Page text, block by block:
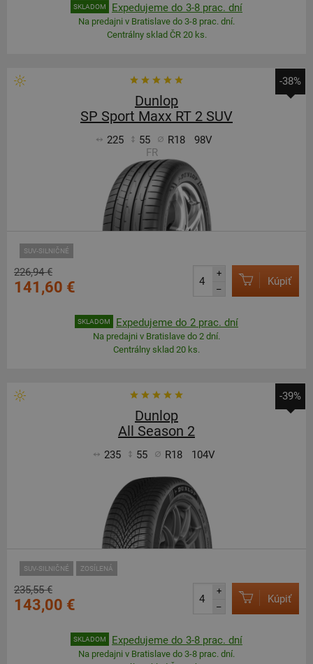
SKLADOM Expedujeme do 3-8 prac. dní
Na predajni v Bratislave do 3-8 prac. dní.
Centrálny sklad ČR 20 ks.
-38%
Dunlop
SP Sport Maxx RT 2 SUV
225 55 R18
98V
FR
SUV-SILNIČNÉ
226,94 €
141,60 €
+
–
Kúpiť
SKLADOM Expedujeme do 2 prac. dní
Na predajni v Bratislave do 2 dní.
Centrálny sklad 20 ks.
-39%
Dunlop
All Season 2
235 55 R18 104V
SUV-SILNIČNÉ ZOSÍLENÁ
235,55 €
143,00 €
+
–
Kúpiť
SKLADOM Expedujeme do 3-8 prac. dní
Na predajni v Bratislave do 3-8 prac. dní.